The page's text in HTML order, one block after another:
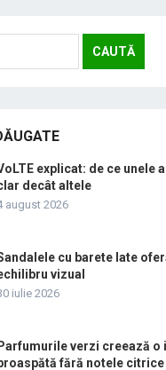
explicat: de ce unele
decât altele
august 2026
cu barete late
vizual
iulie 2026
Parfumurile verzi creează o
fără notele